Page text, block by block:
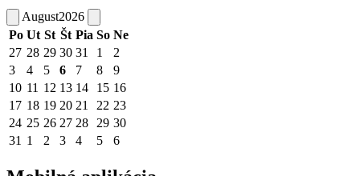
August2026
Po Ut St Št Pia So Ne
27 28 29 30 31 1
2
3
4 5 6 7 8
9
10 11 12 13 14 15 16
17 18 19 20 21 22 23
24 25 26 27 28 29 30
31 1 2 3 4 5 6